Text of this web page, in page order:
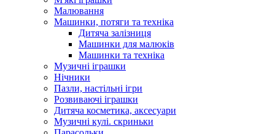
Малювання
Машинки, потяги та техніка
Дитяча залізниця
Машинки для малюків
Машинки та техніка
Музичні іграшки
Нічники
Пазли, настільні ігри
Розвиваючі іграшки
Дитяча косметика, аксесуари
Музичні кулі. скриньки